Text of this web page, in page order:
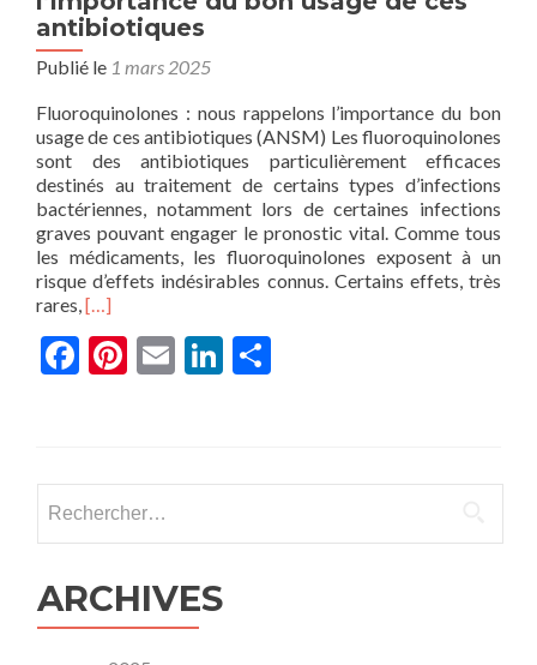
(HAS)
antibiotiques
Publié le 1 mars 2025
Fluoroquinolones : nous rappelons l’importance du bon
usage de ces antibiotiques (ANSM) Les fluoroquinolones
sont des antibiotiques particulièrement efficaces
destinés au traitement de certains types d’infections
bactériennes, notamment lors de certaines infections
graves pouvant engager le pronostic vital. Comme tous
les médicaments, les fluoroquinolones exposent à un
risque d’effets indésirables connus. Certains effets, très
rares,En
plus
surFluoroquinolones
bon
usage
ces
antibiotiques
[…]
Facebook
Pinterest
EmailLinkedIn
ARCHIVES